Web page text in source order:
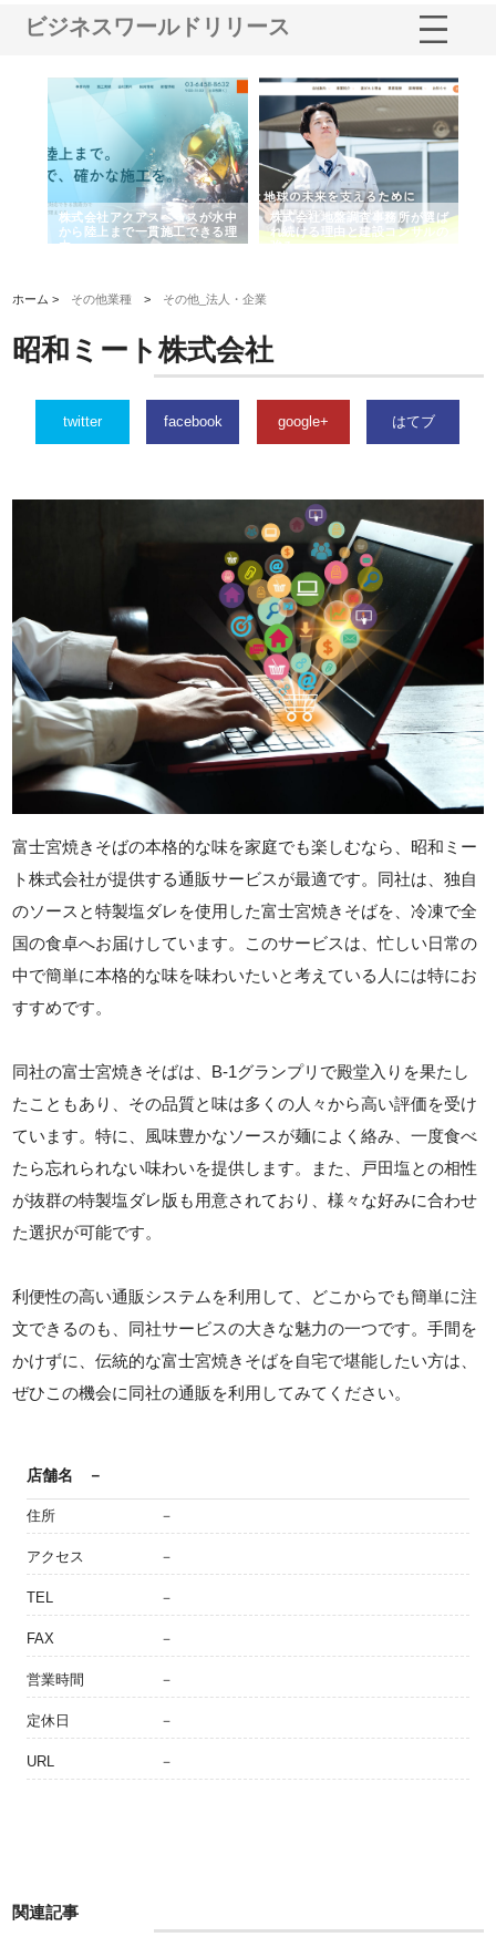
ビジネスワールドリリース
株式会社アクアスペースが水中
から陸上まで一貫施工できる理
由
株式会社地盤調査事務所が選ば
れ続ける理由と建設コンサルの
強み
ホーム > その他業種 > その他_法人・企業
昭和ミート株式会社
twitter facebook google+ はてブ
富士宮焼きそばの本格的な味を家庭でも楽しむなら、昭和ミー
ト株式会社が提供する通販サービスが最適です。同社は、独自
のソースと特製塩ダレを使用した富士宮焼きそばを、冷凍で全
国の食卓へお届けしています。このサービスは、忙しい日常の
中で簡単に本格的な味を味わいたいと考えている人には特にお
すすめです。
同社の富士宮焼きそばは、B-1グランプリで殿堂入りを果たし
たこともあり、その品質と味は多くの人々から高い評価を受け
ています。特に、風味豊かなソースが麺によく絡み、一度食べ
たら忘れられない味わいを提供します。また、戸田塩との相性
が抜群の特製塩ダレ版も用意されており、様々な好みに合わせ
た選択が可能です。
利便性の高い通販システムを利用して、どこからでも簡単に注
文できるのも、同社サービスの大きな魅力の一つです。手間を
かけずに、伝統的な富士宮焼きそばを自宅で堪能したい方は、
ぜひこの機会に同社の通販を利用してみてください。
店舗名 －
住所 －
アクセス －
TEL －
FAX －
営業時間 －
定休日 －
URL －
関連記事